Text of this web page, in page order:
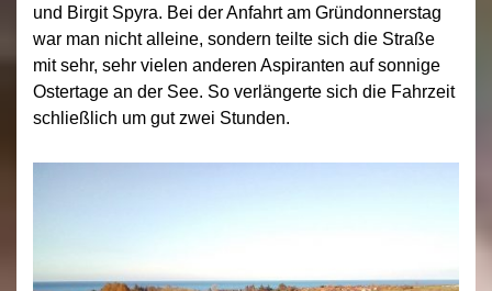
und Birgit Spyra. Bei der Anfahrt am Gründonnerstag
war man nicht alleine, sondern teilte sich die Straße
mit sehr, sehr vielen anderen Aspiranten auf sonnige
Ostertage an der See. So verlängerte sich die Fahrzeit
schließlich um gut zwei Stunden.